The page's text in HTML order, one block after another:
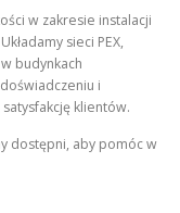
w zakresie instalacji
sieci PEX,
budynkach
i
klientów.
dostępni, aby pomóc w